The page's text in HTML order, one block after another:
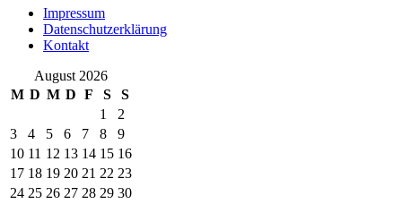
Impressum
Datenschutzerklärung
Kontakt
August 2026
M D M D F S
S
1
2
3
4 5 6 7 8
9
10 11 12 13 14 15 16
17 18 19 20 21 22 23
24 25 26 27 28 29 30